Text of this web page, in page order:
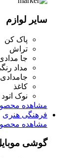
سایر لوازم
پاک کن
تراش
جا
مداد
جامدادی
کاغذ
نوک اتود
مشاهده
فرهنگی هنری
مشاهده
گوشی